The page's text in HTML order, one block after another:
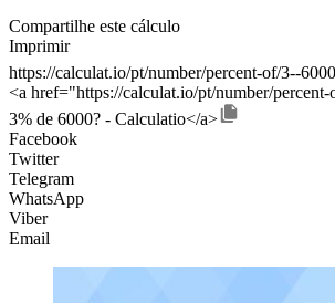
Compartilhe este cálculo
Imprimir
https://calculat.io/pt/number/percent-of/3--6000
<a href="https://calculat.io/pt/number/
3% de 6000? - Calculatio</a>
Facebook
Twitter
Telegram
WhatsApp
Viber
Email